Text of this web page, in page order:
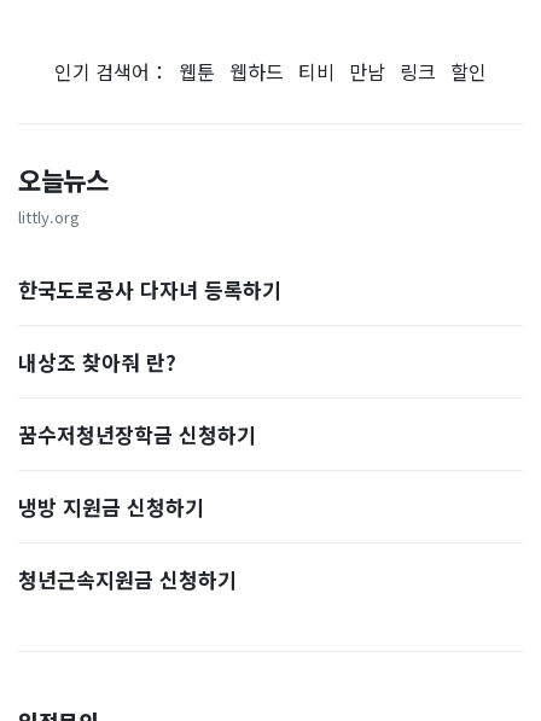
인기 검색어： 웹툰 웹하드 티비 만남 링크 할인
오늘뉴스
littly.org
한국도로공사 다자녀 등록하기
내상조 찾아줘 란?
꿈수저청년장학금 신청하기
냉방 지원금 신청하기
청년근속지원금 신청하기